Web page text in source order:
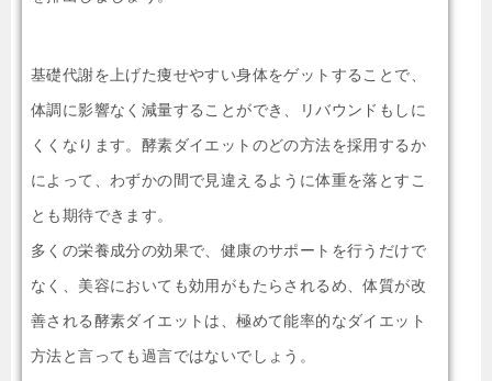
基礎代謝を上げた痩せやすい身体をゲットすることで、
体調に影響なく減量することができ、リバウンドもしに
くくなります。酵素ダイエットのどの方法を採用するか
によって、わずかの間で見違えるように体重を落とすこ
とも期待できます。
多くの栄養成分の効果で、健康のサポートを行うだけで
なく、美容においても効用がもたらされるめ、体質が改
善される酵素ダイエットは、極めて能率的なダイエット
方法と言っても過言ではないでしょう。